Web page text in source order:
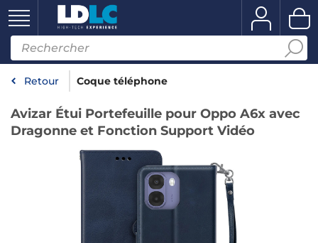
Retour Coque téléphone
Avizar Étui Portefeuille pour Oppo A6x avec
Dragonne et Fonction Support Vidéo